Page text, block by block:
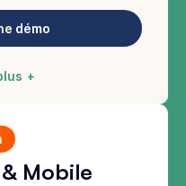
démo
Mobile